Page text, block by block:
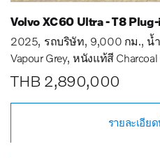
Volvo XC60 Ultra - T8
2025 รถบริษัท 9,000 กม. น้
Vapour Grey หนังแท้สี
THB 2,890,000
รายละเอีย